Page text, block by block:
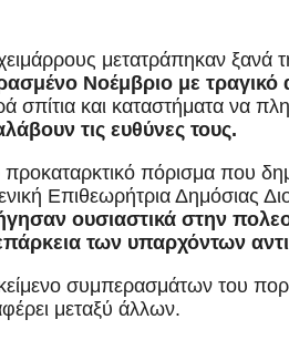
μετατράπηκαν ξανά
Νοέμβριο με τραγικό
σπίτια και καταστήματα να
τις ευθύνες τους.
προκαταρκτικό πόρισμα που
Επιθεωρήτρια Δημόσιας
ουσιαστικά στην
των υπαρχόντων
συμπερασμάτων του
μεταξύ άλλων.